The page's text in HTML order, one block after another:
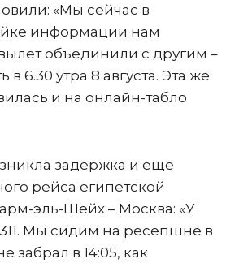
«Мы сейчас в
информации нам
объединили с другим –
6.30 утра 8 августа. Эта же
и на онлайн-табло
задержка и еще
рейса египетской
эль-Шейх – Москва: «У
Мы сидим на ресепшне в
забрал в 14:05, как